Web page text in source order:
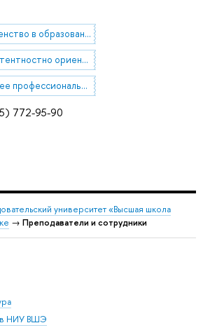
772-95-90
неравенство в образовании
компетентностно ориентированное образование
среднее профессиональное образование
университет «Высшая школа
→ Преподаватели и сотрудники
в НИУ ВШЭ